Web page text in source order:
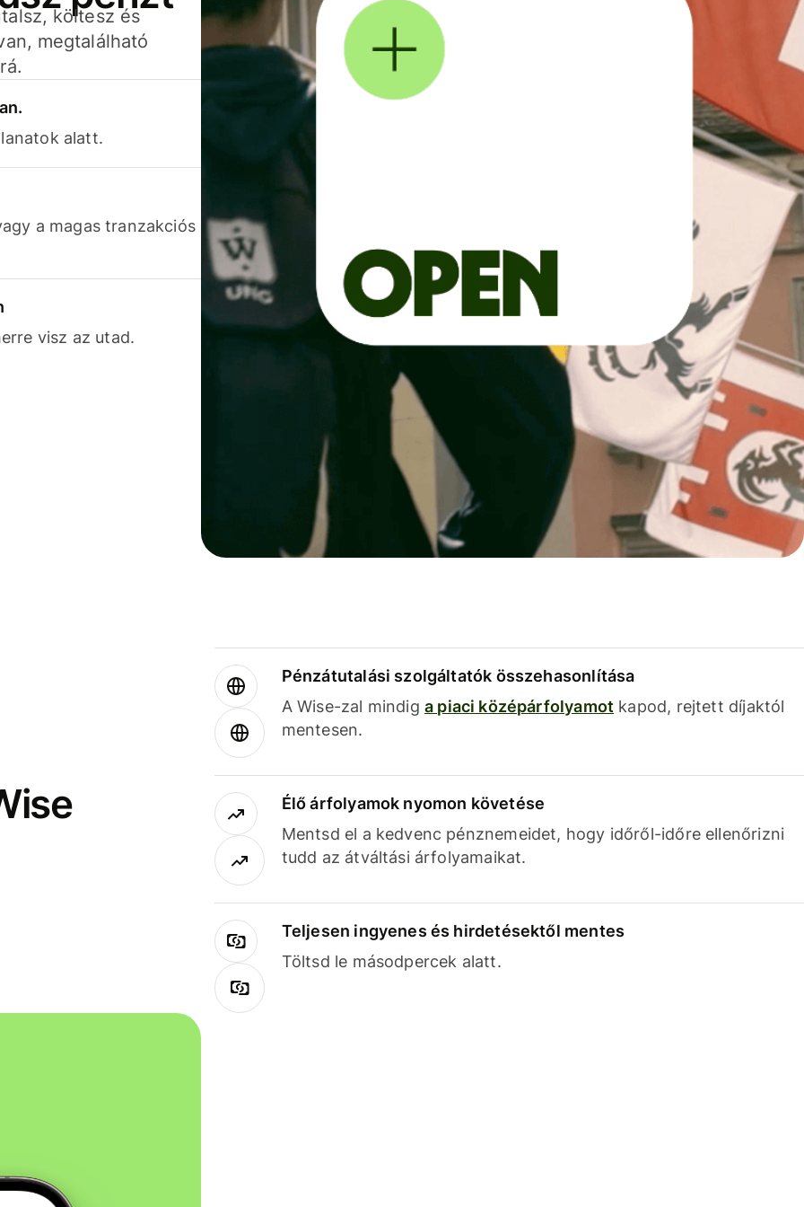
költesz és
megtalálható
alatt.
a magas tranzakciós
visz az utad.
Pénzátutalási szolgáltatók összehasonlítása
A Wise-zal mindig a piaci középárfolyamot kapod, rejtett díjaktól
mentesen.
Élő árfolyamok nyomon követése
Mentsd el a kedvenc pénznemeidet, hogy időről-időre ellenőrizni
tudd az átváltási árfolyamaikat.
Teljesen ingyenes és hirdetésektől mentes
Töltsd le másodpercek alatt.